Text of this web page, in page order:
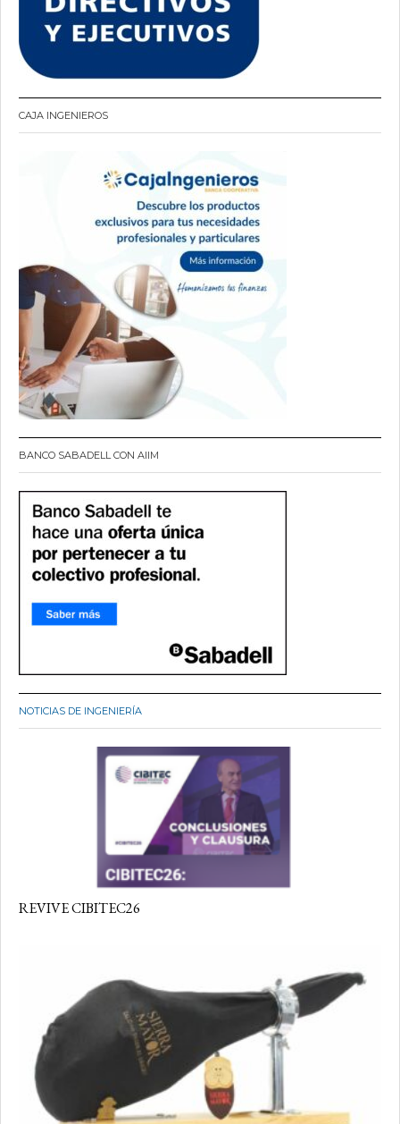
CAJA INGENIEROS
BANCO SABADELL CON AIIM
NOTICIAS DE INGENIERÍA
REVIVE CIBITEC26